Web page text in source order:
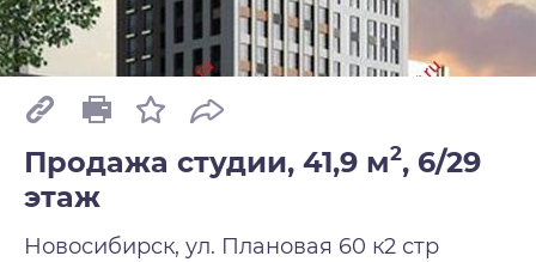
Продажа студии, 41,9 м2, 6/29
этаж
Новосибирск, ул. Плановая 60 к2 стр